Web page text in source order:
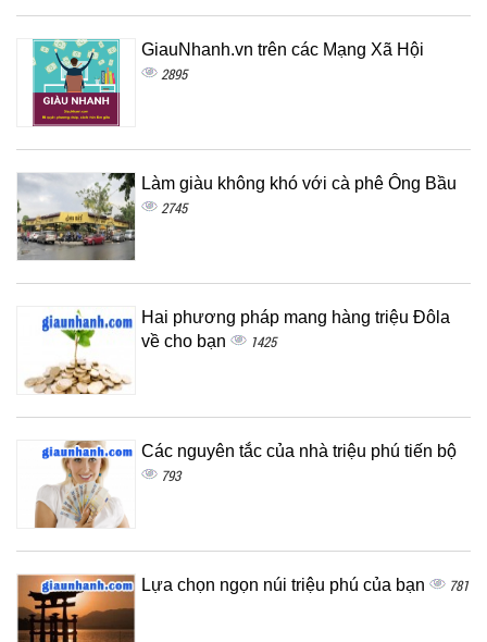
GiauNhanh.vn trên các Mạng Xã Hội
2895
Làm giàu không khó với cà phê Ông Bầu
2745
Hai phương pháp mang hàng triệu Đôla
về cho bạn
1425
Các nguyên tắc của nhà triệu phú tiến bộ
793
Lựa chọn ngọn núi triệu phú của bạn 781